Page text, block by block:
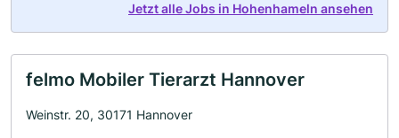
Jetzt alle Jobs in Hohenhameln ansehen
felmo Mobiler Tierarzt Hannover
Weinstr. 20, 30171 Hannover